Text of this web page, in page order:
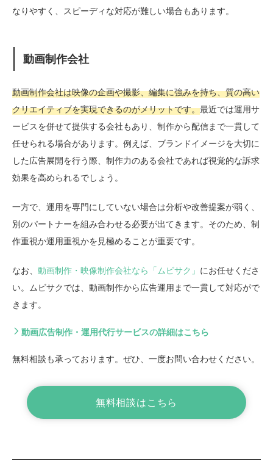
なりやすく、スピーディな対応が難しい場合もあります。
動画制作会社
動画制作会社は映像の企画や撮影、編集に強みを持ち、質の高い
クリエイティブを実現できるのがメリットです。最近では運用サ
ービスを併せて提供する会社もあり、制作から配信まで一貫して
任せられる場合があります。例えば、ブランドイメージを大切に
した広告展開を行う際、制作力のある会社であれば視覚的な訴求
効果を高められるでしょう。
一方で、運用を専門にしていない場合は分析や改善提案が弱く、
別のパートナーを組み合わせる必要が出てきます。そのため、制
作重視か運用重視かを見極めることが重要です。
なお、 動画制作・映像制作会社なら「ムビサク」 にお任せくださ
い。ムビサクでは、動画制作から広告運用まで一貫して対応がで
きます。
動画広告制作・運用代行サービスの詳細はこちら
無料相談も承っております。ぜひ、一度お問い合わせください。
無料相談はこちら